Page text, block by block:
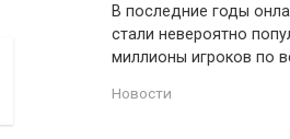
В последние годы
стали невероятно
миллионы игроков по
Новости